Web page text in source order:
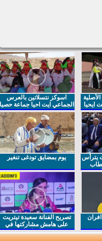
اسوكز نتسلاتين بالعرس
الجماعي ايت احيا جماعة حصيا
يترأس
يوم بمضايق تودغى تنغير
تصريح الفنانة سعيدة تيتريت
على هامش مشاركتها في
مهرجان افران